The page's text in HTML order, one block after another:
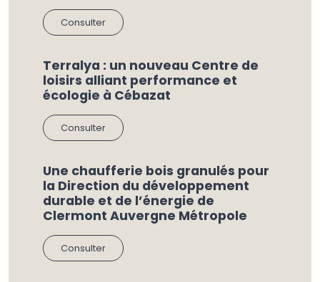
Consulter
Terralya : un nouveau Centre de
loisirs alliant performance et
écologie à Cébazat
Consulter
Une chaufferie bois granulés pour
la Direction du développement
durable et de l’énergie de
Clermont Auvergne Métropole
Consulter